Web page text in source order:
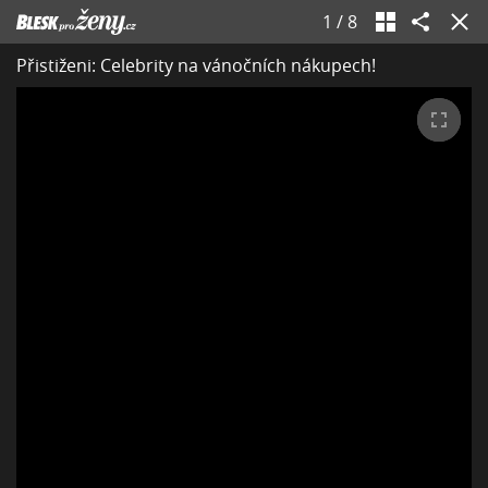
1 / 8
Přistiženi: Celebrity na vánočních nákupech!